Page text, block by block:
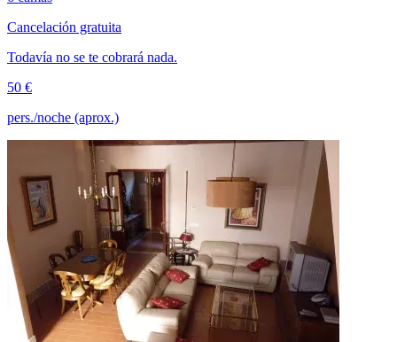
Cancelación gratuita
Todavía no se te cobrará nada.
50 €
pers./noche (aprox.)